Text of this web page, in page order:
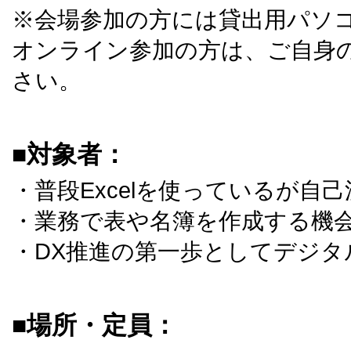
※会場参加の方には貸出用パソ
オンライン参加の方は、ご自身
さい。
■対象者：
・普段Excelを使っているが自
・業務で表や名簿を作成する機
・DX推進の第一歩としてデジ
■場所・定員：